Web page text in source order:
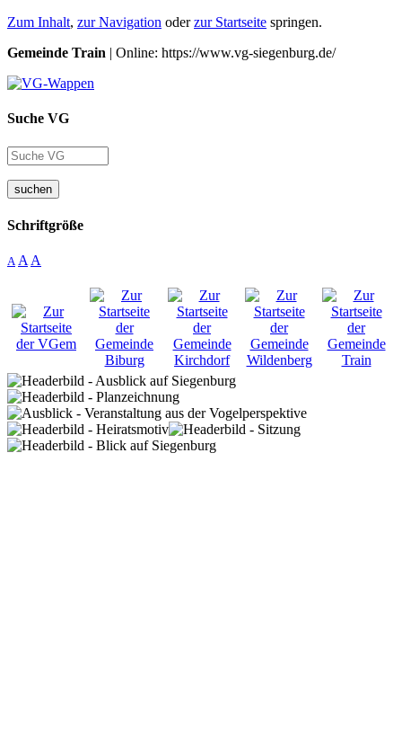
Zum Inhalt, zur Navigation oderzur Startseite springen.
Gemeinde Train | Online: https://www.vg-siegenburg.de/
Suche VG
suchen
Schriftgröße
A A A